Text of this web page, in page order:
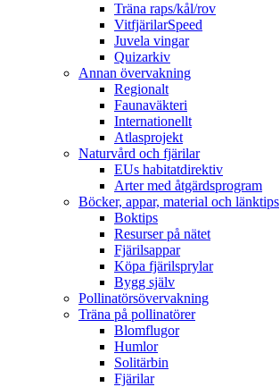
Träna raps/kål/rov
VitfjärilarSpeed
Juvela vingar
Quizarkiv
Annan övervakning
Regionalt
Faunaväkteri
Internationellt
Atlasprojekt
Naturvård och fjärilar
EUs habitatdirektiv
Arter med åtgärdsprogram
Böcker, appar, material och länktips
Boktips
Resurser på nätet
Fjärilsappar
Köpa fjärilsprylar
Bygg själv
Pollinatörsövervakning
Träna på pollinatörer
Blomflugor
Humlor
Solitärbin
Fjärilar